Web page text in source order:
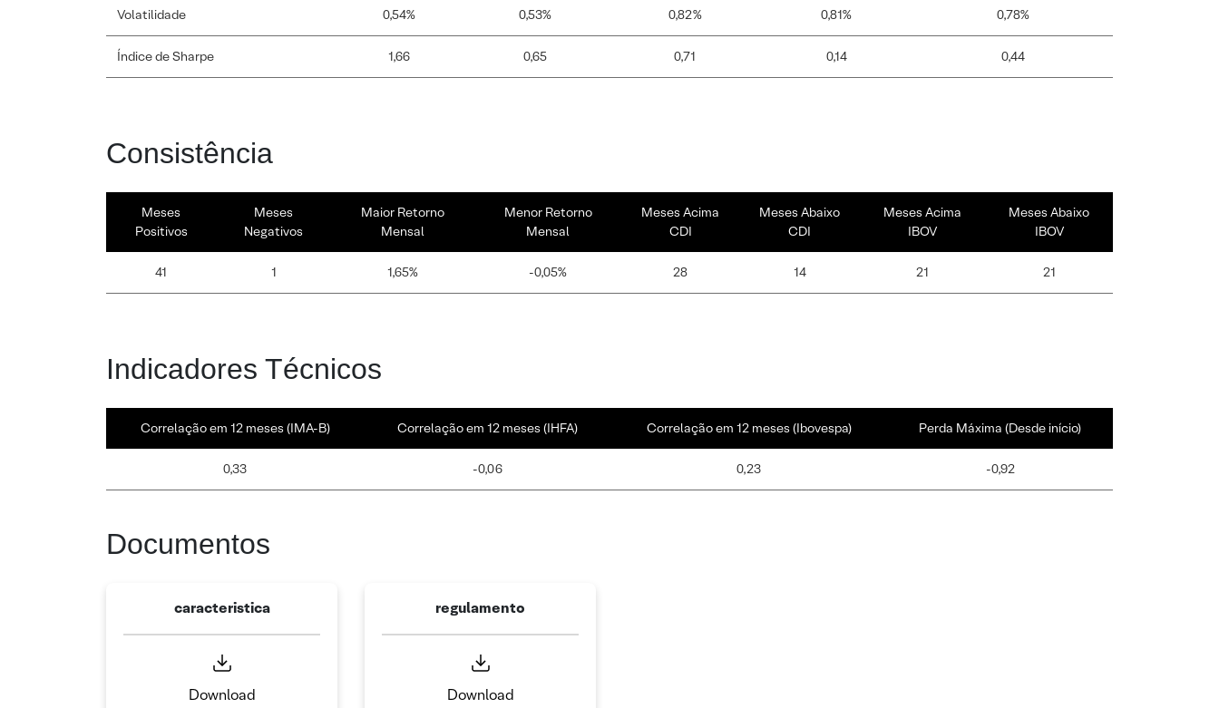
Volatilidade 0,54% 0,53% 0,82% 0,81% 0,78%
Índice de Sharpe 1,66 0,65 0,71 0,14 0,44
Consistência
Meses
Positivos
Meses
Negativos
Maior Retorno
Mensal
Menor Retorno
Mensal
Meses Acima
CDI
Meses Abaixo
CDI
Meses Acima
IBOV
Meses Abaixo
IBOV
41 1 1,65% -0,05% 28 14 21 21
Indicadores Técnicos
Correlação em 12 meses (IMA-B) Correlação em 12 meses (IHFA) Correlação em 12 meses (Ibovespa) Perda Máxima (Desde início)
0,33 -0,06 0,23 -0,92
Documentos
caracteristica
Download
regulamento
Download